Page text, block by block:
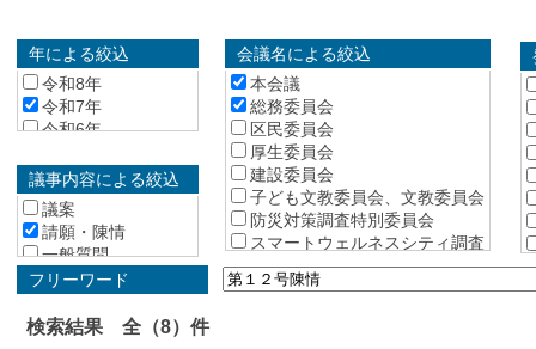
年による絞込
令和8年
令和7年
令和6年
令和4年
令和3年
令和2年
令和元年
平成30年
平成29年
平成27年
議事内容による絞込
議案
請願・陳情
一般質問
総括質疑
所管事項の報告
会議名による絞込
本会議
総務委員会
区民委員会
厚生委員会
建設委員会
子ども文教委員会、文教委員会
防災対策調査特別委員会
スマートウェルネスシティ調査
中野駅周辺整備・西武新宿線沿
フリーワード
検索結果 全（8）件